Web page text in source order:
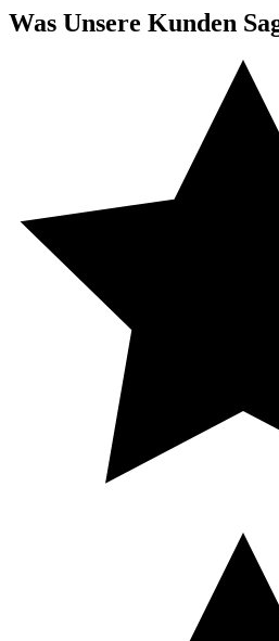
Was Unsere Kunden